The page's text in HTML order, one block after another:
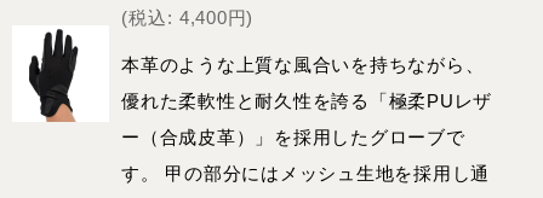
(税込: 4,400円)
本革のような上質な風合いを持ちながら、
優れた柔軟性と耐久性を誇る「極柔PUレザ
ー（合成皮革）」を採用したグローブで
す。 甲の部分にはメッシュ生地を採用し通